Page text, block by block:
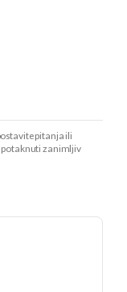
pitanja ili
potaknuti zanimljiv